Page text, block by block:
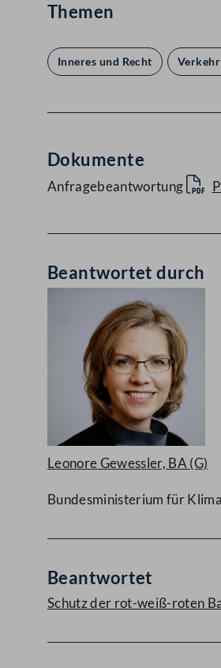
Themen
Inneres und Recht
Dokumente
Anfragebeantwortung
Beantwortet durch
Leonore Gewessler, BA (G)
Bundesministerium für
Beantwortet
Schutz der rot-weiß-roten